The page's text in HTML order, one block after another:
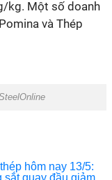
kg. Một số doanh
và Thép